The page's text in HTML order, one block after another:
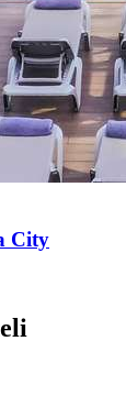
City